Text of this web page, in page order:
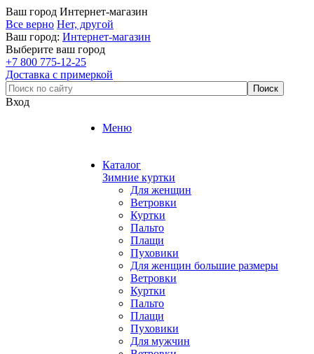
Ваш город Интернет-магазин
Все верно Нет, другой
Ваш город: Интернет-магазин
Выберите ваш город
+7 800 775-12-25
Доставка с примеркой
Вход
Меню
Каталог
Зимние куртки
Для женщин
Ветровки
Куртки
Пальто
Плащи
Пуховики
Для женщин большие размеры
Ветровки
Куртки
Пальто
Плащи
Пуховики
Для мужчин